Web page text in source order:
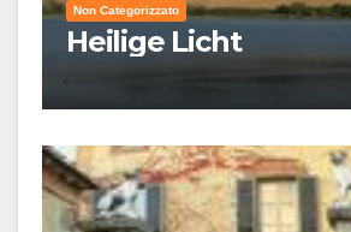
Non Categorizzato
Heilige Licht